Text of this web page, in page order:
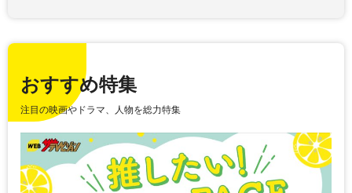
おすすめ特集
注目の映画やドラマ、人物を総力特集